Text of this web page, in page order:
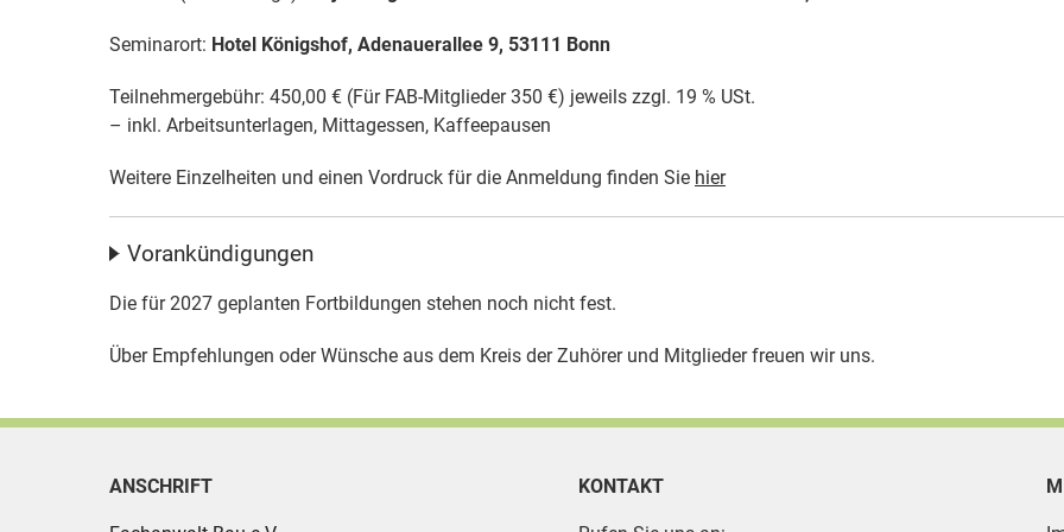
Seminarort: Hotel Königshof, Adenauerallee 9, 53111 Bonn
Teilnehmergebühr: 450,00 € (Für FAB-Mitglieder 350 €) jeweils zzgl. 19 % USt.
– inkl. Arbeitsunterlagen, Mittagessen, Kaffeepausen
Weitere Einzelheiten und einen Vordruck für die Anmeldung finden Sie hier
Vorankündigungen
Die für 2027 geplanten Fortbildungen stehen noch nicht fest.
Über Empfehlungen oder Wünsche aus dem Kreis der Zuhörer und Mitglieder freuen wir uns.
ANSCHRIFT KONTAKT